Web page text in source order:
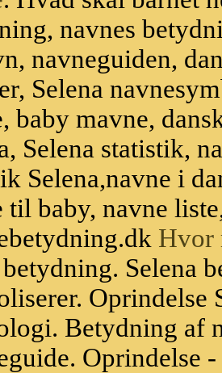
navnes
navneguiden,
Selena
baby mavne,
Selena statistik,
Selena,navne i
til baby, navne
Hvor
Selena
Oprindelse
Betydning af
Oprindelse